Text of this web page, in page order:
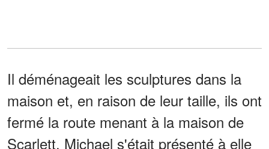
Il déménageait les sculptures dans la
maison et, en raison de leur taille, ils ont
fermé la route menant à la maison de
Scarlett. Michael s'était présenté à elle